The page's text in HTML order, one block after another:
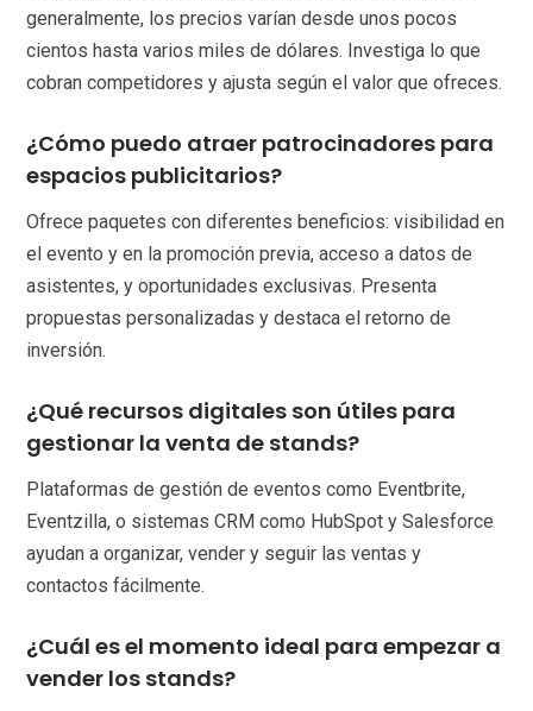
generalmente, los precios varían desde unos pocos
cientos hasta varios miles de dólares. Investiga lo que
cobran competidores y ajusta según el valor que ofreces.
¿Cómo puedo atraer patrocinadores para
espacios publicitarios?
Ofrece paquetes con diferentes beneficios: visibilidad en
el evento y en la promoción previa, acceso a datos de
asistentes, y oportunidades exclusivas. Presenta
propuestas personalizadas y destaca el retorno de
inversión.
¿Qué recursos digitales son útiles para
gestionar la venta de stands?
Plataformas de gestión de eventos como Eventbrite,
Eventzilla, o sistemas CRM como HubSpot y Salesforce
ayudan a organizar, vender y seguir las ventas y
contactos fácilmente.
¿Cuál es el momento ideal para empezar a
vender los stands?